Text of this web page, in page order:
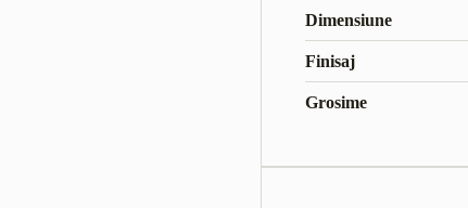
Dimensiune
Finisaj
Grosime